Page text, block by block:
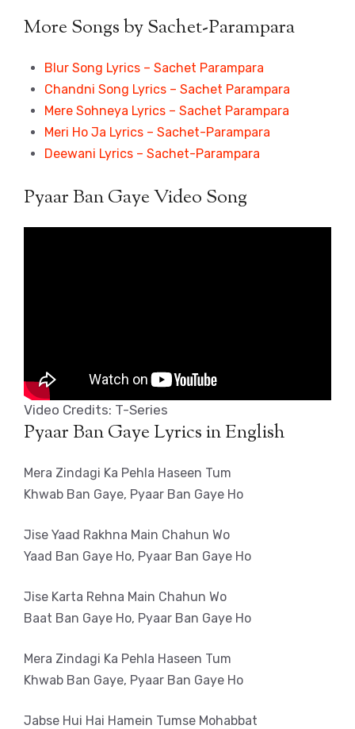
More Songs by Sachet-Parampara
Blur Song Lyrics – Sachet Parampara
Chandni Song Lyrics – Sachet Parampara
Mere Sohneya Lyrics – Sachet Parampara
Meri Ho Ja Lyrics – Sachet-Parampara
Deewani Lyrics – Sachet-Parampara
Pyaar Ban Gaye Video Song
Video Credits: T-Series
Pyaar Ban Gaye Lyrics in English
Mera Zindagi Ka Pehla Haseen Tum
Khwab Ban Gaye, Pyaar Ban Gaye Ho
Jise Yaad Rakhna Main Chahun Wo
Yaad Ban Gaye Ho, Pyaar Ban Gaye Ho
Jise Karta Rehna Main Chahun Wo
Baat Ban Gaye Ho, Pyaar Ban Gaye Ho
Mera Zindagi Ka Pehla Haseen Tum
Khwab Ban Gaye, Pyaar Ban Gaye Ho
Jabse Hui Hai Hamein Tumse Mohabbat